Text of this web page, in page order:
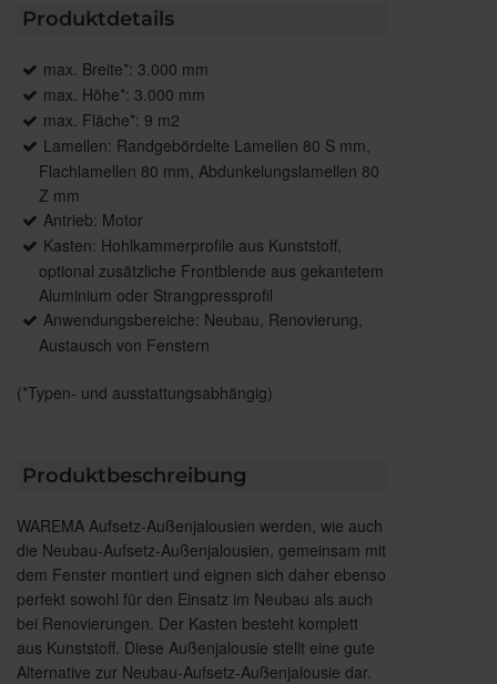
Produktdetails
max. Breite*: 3.000 mm
max. Höhe*: 3.000 mm
max. Fläche*: 9 m2
Lamellen: Randgebördelte Lamellen 80 S mm,
Flachlamellen 80 mm, Abdunkelungslamellen 80
Z mm
Antrieb: Motor
Kasten: Hohlkammerprofile aus Kunststoff,
optional zusätzliche Frontblende aus gekantetem
Aluminium oder Strangpressprofil
Anwendungsbereiche: Neubau, Renovierung,
Austausch von Fenstern
(*Typen- und ausstattungsabhängig)
Produktbeschreibung
WAREMA Aufsetz-Außenjalousien werden, wie auch
die Neubau-Aufsetz-Außenjalousien, gemeinsam mit
dem Fenster montiert und eignen sich daher ebenso
perfekt sowohl für den Einsatz im Neubau als auch
bei Renovierungen. Der Kasten besteht komplett
aus Kunststoff. Diese Außenjalousie stellt eine gute
Alternative zur Neubau-Aufsetz-Außenjalousie dar.